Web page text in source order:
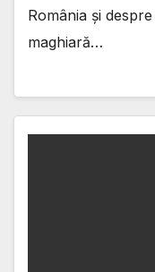
România și
maghiară…